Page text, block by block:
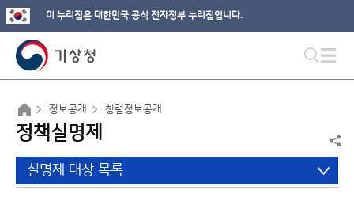
이 누리집은 대한민국 공식 전자정부 누리집입니다.
정보공개 청렴정보공개
정책실명제
실명제 대상 목록